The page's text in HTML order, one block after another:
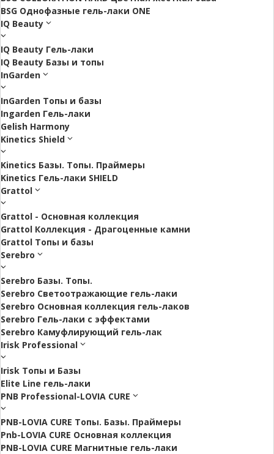
BSG Однофазные гель-лаки ONE
IQ Beauty
IQ Beauty Гель-лаки
IQ Beauty Базы и топы
InGarden
InGarden Топы и базы
Ingarden Гель-лаки
Gelish Harmony
Kinetics Shield
Kinetics Базы. Топы. Праймеры
Kinetics Гель-лаки SHIELD
Grattol
Grattol - Oснoвнaя коллекция
Grattol Коллекция - Драгоценные камни
Grattol Топы и базы
Serebro
Serebro Базы. Топы.
Serebro Светоотражающие гель-лаки
Serebro Основная коллекция гель-лаков
Serebro Гель-лаки с эффектами
Serebro Камуфлирующий гель-лак
Irisk Professional
Irisk Топы и Базы
Elite Line гель-лаки
PNB Professional-LOVIA CURE
PNB-LOVIA CURE Топы. Базы. Праймеры
Pnb-LOVIA CURE Основная коллекция
PNB-LOVIA CURE Магнитные гель-лаки